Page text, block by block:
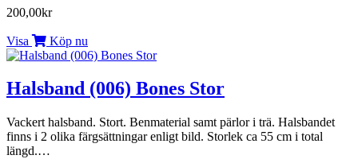
200,00kr
Visa Köp nu
Halsband (006) Bones Stor
Vackert halsband. Stort. Benmaterial samt pärlor i trä. Halsbandet
finns i 2 olika färgsättningar enligt bild. Storlek ca 55 cm i total
längd.…